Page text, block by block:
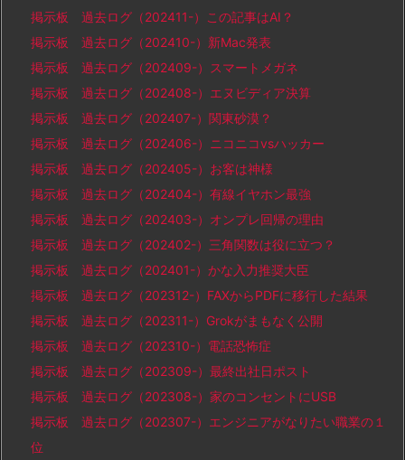
掲示板 過去ログ（202411-）この記事はAI？
掲示板 過去ログ（202410-）新Mac発表
掲示板 過去ログ（202409-）スマートメガネ
掲示板 過去ログ（202408-）エヌビディア決算
掲示板 過去ログ（202407-）関東砂漠？
掲示板 過去ログ（202406-）ニコニコvsハッカー
掲示板 過去ログ（202405-）お客は神様
掲示板 過去ログ（202404-）有線イヤホン最強
掲示板 過去ログ（202403-）オンプレ回帰の理由
掲示板 過去ログ（202402-）三角関数は役に立つ？
掲示板 過去ログ（202401-）かな入力推奨大臣
掲示板 過去ログ（202312-）FAXからPDFに移行した結果
掲示板 過去ログ（202311-）Grokがまもなく公開
掲示板 過去ログ（202310-）電話恐怖症
掲示板 過去ログ（202309-）最終出社日ポスト
掲示板 過去ログ（202308-）家のコンセントにUSB
掲示板 過去ログ（202307-）エンジニアがなりたい職業の１
位